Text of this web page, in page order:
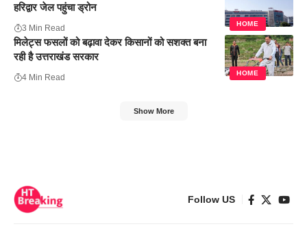
HOME
हरिद्वार जेल पहुंचा ड्रोन
3 Min Read
HOME
मिलेट्स फसलों को बढ़ावा देकर किसानों को सशक्त बना
रही है उत्तराखंड सरकार
4 Min Read
Show More
Follow US